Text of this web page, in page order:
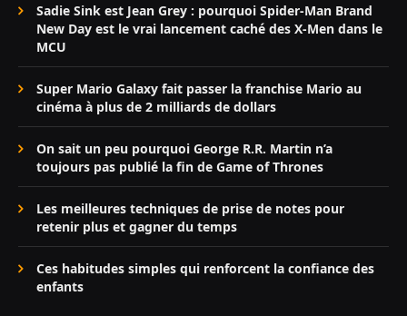
Sadie Sink est Jean Grey : pourquoi Spider-Man Brand
New Day est le vrai lancement caché des X-Men dans le
MCU
Super Mario Galaxy fait passer la franchise Mario au
cinéma à plus de 2 milliards de dollars
On sait un peu pourquoi George R.R. Martin n’a
toujours pas publié la fin de Game of Thrones
Les meilleures techniques de prise de notes pour
retenir plus et gagner du temps
Ces habitudes simples qui renforcent la confiance des
enfants